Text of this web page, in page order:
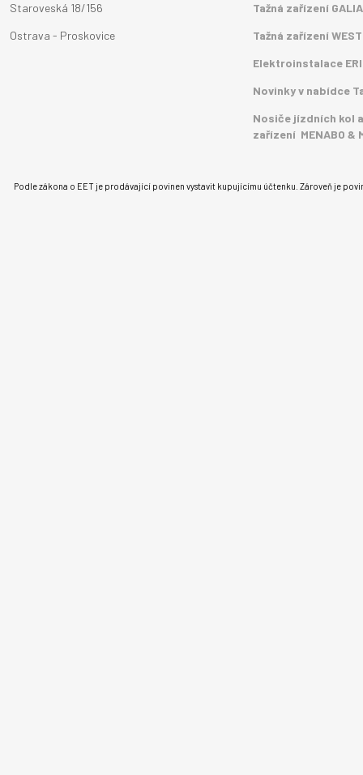
Staroveská 18/156
Ostrava - Proskovice
Tažná zařízení GALIA
Tažná zařízení
Elektroinstalace
Novinky v nabídce
Nosiče jízdních kol
zařízení MENABO &
Podle zákona o EET je prodávající povinen vystavit kupujícímu účtenku. Zároveň je